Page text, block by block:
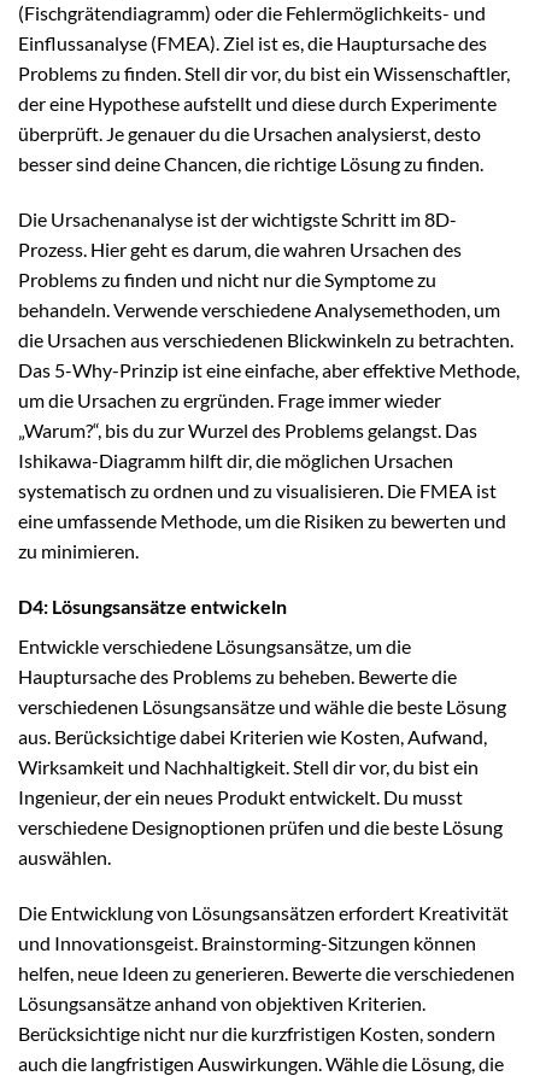
(Fischgrätendiagramm) oder die Fehlermöglichkeits- und
Einflussanalyse (FMEA). Ziel ist es, die Hauptursache des
Problems zu finden. Stell dir vor, du bist ein Wissenschaftler,
der eine Hypothese aufstellt und diese durch Experimente
überprüft. Je genauer du die Ursachen analysierst, desto
besser sind deine Chancen, die richtige Lösung zu finden.
Die Ursachenanalyse ist der wichtigste Schritt im 8D-
Prozess. Hier geht es darum, die wahren Ursachen des
Problems zu finden und nicht nur die Symptome zu
behandeln. Verwende verschiedene Analysemethoden, um
die Ursachen aus verschiedenen Blickwinkeln zu betrachten.
Das 5-Why-Prinzip ist eine einfache, aber effektive Methode,
um die Ursachen zu ergründen. Frage immer wieder
„Warum?“, bis du zur Wurzel des Problems gelangst. Das
Ishikawa-Diagramm hilft dir, die möglichen Ursachen
systematisch zu ordnen und zu visualisieren. Die FMEA ist
eine umfassende Methode, um die Risiken zu bewerten und
zu minimieren.
D4: Lösungsansätze entwickeln
Entwickle verschiedene Lösungsansätze, um die
Hauptursache des Problems zu beheben. Bewerte die
verschiedenen Lösungsansätze und wähle die beste Lösung
aus. Berücksichtige dabei Kriterien wie Kosten, Aufwand,
Wirksamkeit und Nachhaltigkeit. Stell dir vor, du bist ein
Ingenieur, der ein neues Produkt entwickelt. Du musst
verschiedene Designoptionen prüfen und die beste Lösung
auswählen.
Die Entwicklung von Lösungsansätzen erfordert Kreativität
und Innovationsgeist. Brainstorming-Sitzungen können
helfen, neue Ideen zu generieren. Bewerte die verschiedenen
Lösungsansätze anhand von objektiven Kriterien.
Berücksichtige nicht nur die kurzfristigen Kosten, sondern
auch die langfristigen Auswirkungen. Wähle die Lösung, die